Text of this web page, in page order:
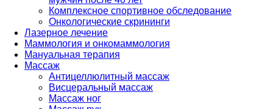
Комплексное спортивное обследование
Онкологические скрининги
Лазерное лечение
Маммология и онкомаммология
Мануальная терапия
Массаж
Антицеллюлитный массаж
Висцеральный массаж
Массаж ног